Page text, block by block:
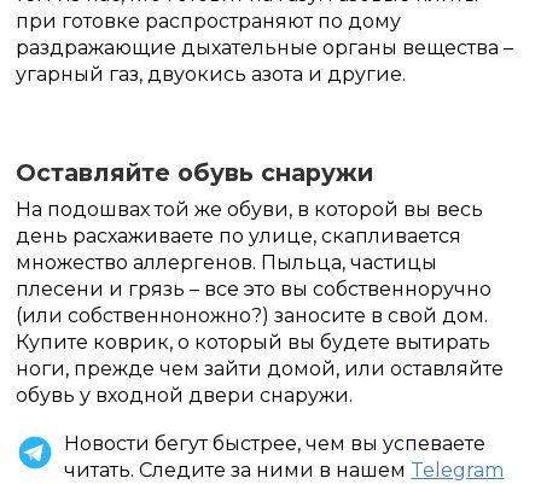
при готовке распространяют по дому
раздражающие дыхательные органы вещества –
угарный газ, двуокись азота и другие.
Оставляйте обувь снаружи
На подошвах той же обуви, в которой вы весь
день расхаживаете по улице, скапливается
множество аллергенов. Пыльца, частицы
плесени и грязь – все это вы собственноручно
(или собственноножно?) заносите в свой дом.
Купите коврик, о который вы будете вытирать
ноги, прежде чем зайти домой, или оставляйте
обувь у входной двери снаружи.
Новости бегут быстрее, чем вы успеваете
читать. Следите за ними в нашем Telegram